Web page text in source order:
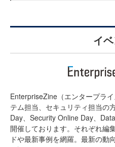
イ
EnterpriseZine（エンタープラ
テム担当、セキュリティ担当の
Day、Security Online Day、
開催しております。それぞれ編
ドや最新事例を網羅。最新の動